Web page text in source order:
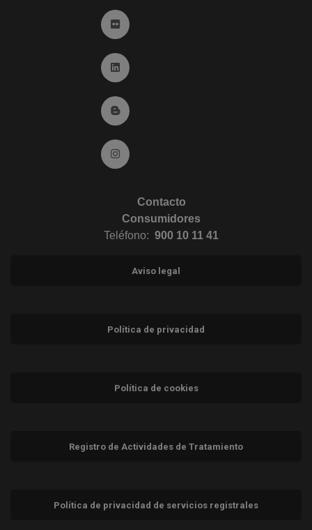
Ir a Flickr (abre en ventana nueva)
Ir a Linkedin (abre en ventana nueva)
Ir al Blog (abre en ventana nueva)
Ir a Instagram (abre en ventana nueva)
Contacto
Consumidores
Teléfono: 900 10 11 41
Aviso legal
Política de privacidad
Política de cookies
Registro de Actividades de Tratamiento
Política de privacidad de servicios registrales